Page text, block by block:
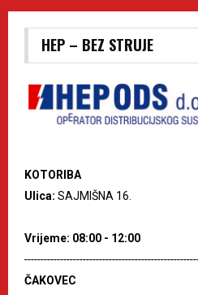
HEP – BEZ STRUJE
KOTORIBA
Ulica: SAJMIŠNA 16.
Vrijeme: 08:00 - 12:00
ČAKOVEC